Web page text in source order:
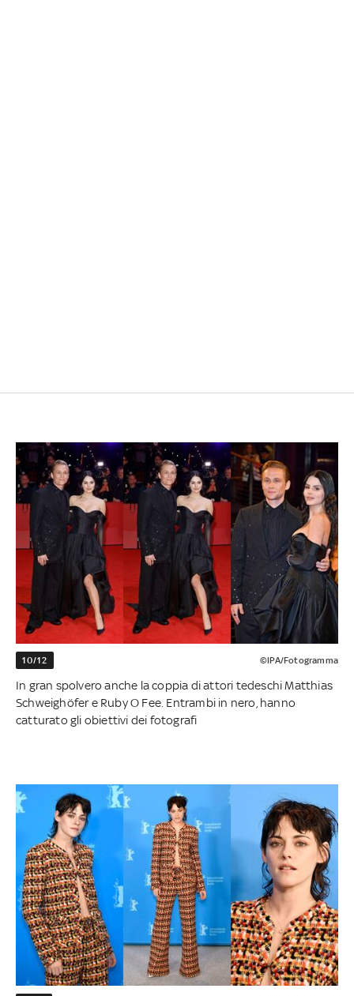
10/12 ©IPA/Fotogramma
In gran spolvero anche la coppia di attori tedeschi Matthias
Schweighöfer e Ruby O Fee. Entrambi in nero, hanno
catturato gli obiettivi dei fotografi